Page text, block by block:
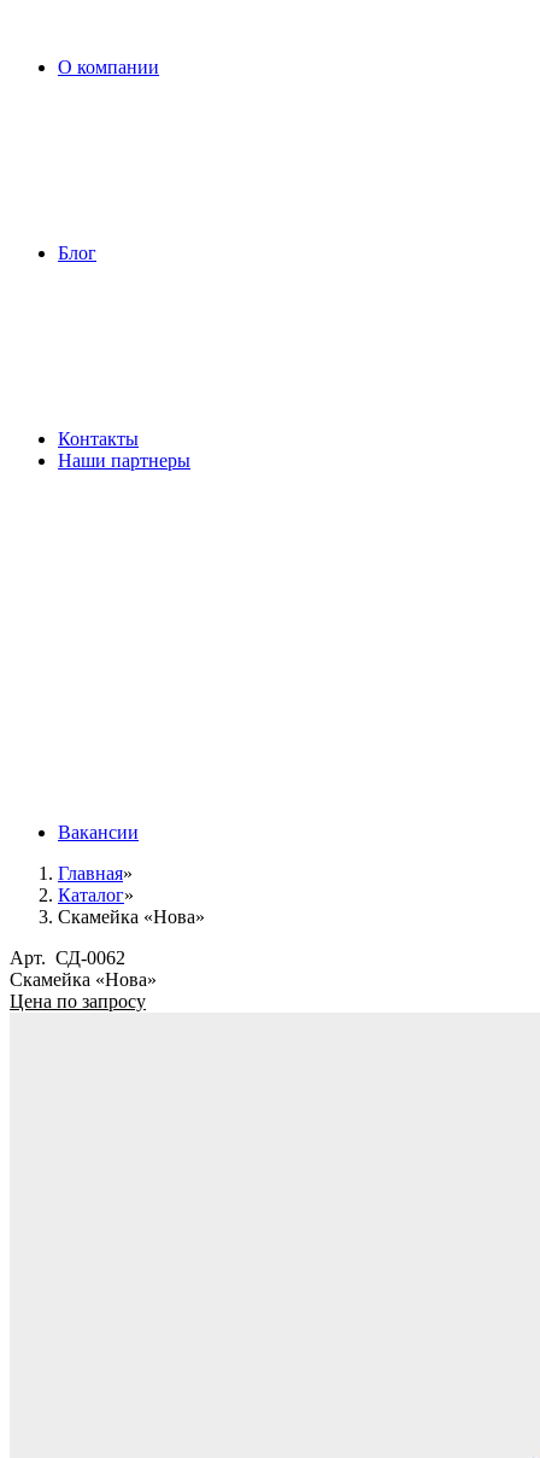
О компании
Блог
Контакты
Наши партнеры
Вакансии
Главная»
Каталог»
Скамейка «Нова»
Арт. СД-0062
Скамейка «Нова»
Цена по запросу